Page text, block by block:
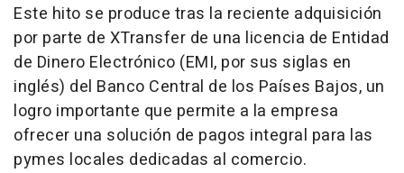
Este hito se produce tras la reciente adquisición
por parte de XTransfer de una licencia de Entidad
de Dinero Electrónico (EMI, por sus siglas en
inglés) del Banco Central de los Países Bajos, un
logro importante que permite a la empresa
ofrecer una solución de pagos integral para las
pymes locales dedicadas al comercio.